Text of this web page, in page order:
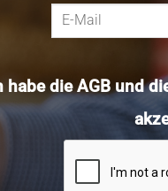
habe dieAGBund